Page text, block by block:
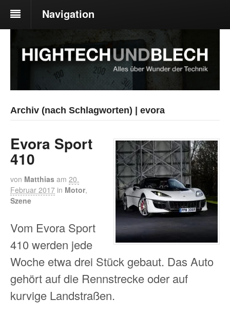
Navigation
Archiv (nach Schlagworten) | evora
Evora Sport
410
von Matthias am 20.
Februar 2017 in Motor,
Szene
Vom Evora Sport
410 werden jede
Woche etwa drei Stück gebaut. Das Auto
gehört auf die Rennstrecke oder auf
kurvige Landstraßen.